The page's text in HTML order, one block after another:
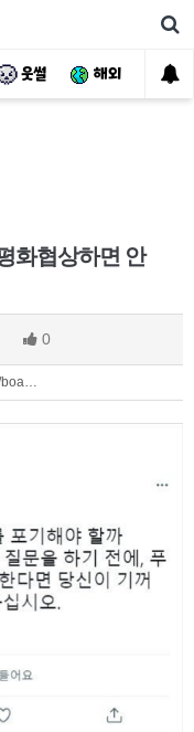
웃썰 해외 핫
화협상하면 안
0
boa…